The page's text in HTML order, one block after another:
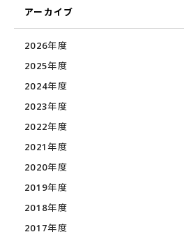
アーカイブ
2026年度
2025年度
2024年度
2023年度
2022年度
2021年度
2020年度
2019年度
2018年度
2017年度